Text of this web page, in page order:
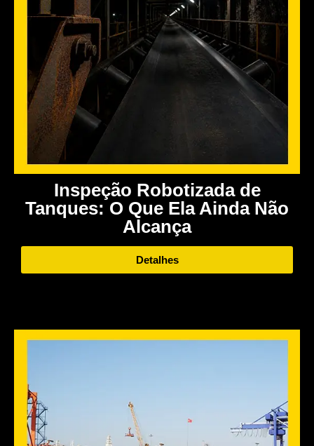
Inspeção Robotizada de
Tanques: O Que Ela Ainda Não
Alcança
Detalhes